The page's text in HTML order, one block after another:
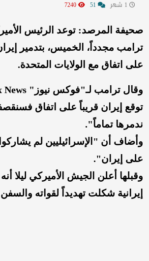
صحيفة المرصد: توعد الرئيس
ترامب مجدداً، الخميس، بتدمير
على اتفاق مع الولايات المتحدة.
توقع إيران قريباً على اتفاق
ندمرها تماماً".
وأضاف أن "الإسرائيليين لم
على إيران".
وقبلها أعلن الجيش الأميركي ليلا
إيرانية شكلت تهديداً لقواته والسفن